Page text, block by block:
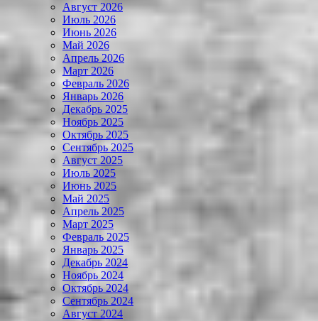
Август 2026
Июль 2026
Июнь 2026
Май 2026
Апрель 2026
Март 2026
Февраль 2026
Январь 2026
Декабрь 2025
Ноябрь 2025
Октябрь 2025
Сентябрь 2025
Август 2025
Июль 2025
Июнь 2025
Май 2025
Апрель 2025
Март 2025
Февраль 2025
Январь 2025
Декабрь 2024
Ноябрь 2024
Октябрь 2024
Сентябрь 2024
Август 2024